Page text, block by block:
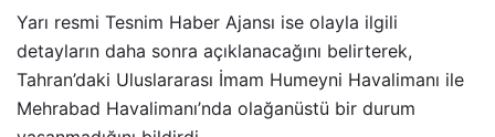
Yarı resmi Tesnim Haber Ajansı ise olayla ilgili
detayların daha sonra açıklanacağını belirterek,
Tahran’daki Uluslararası İmam Humeyni Havalimanı ile
Mehrabad Havalimanı’nda olağanüstü bir durum